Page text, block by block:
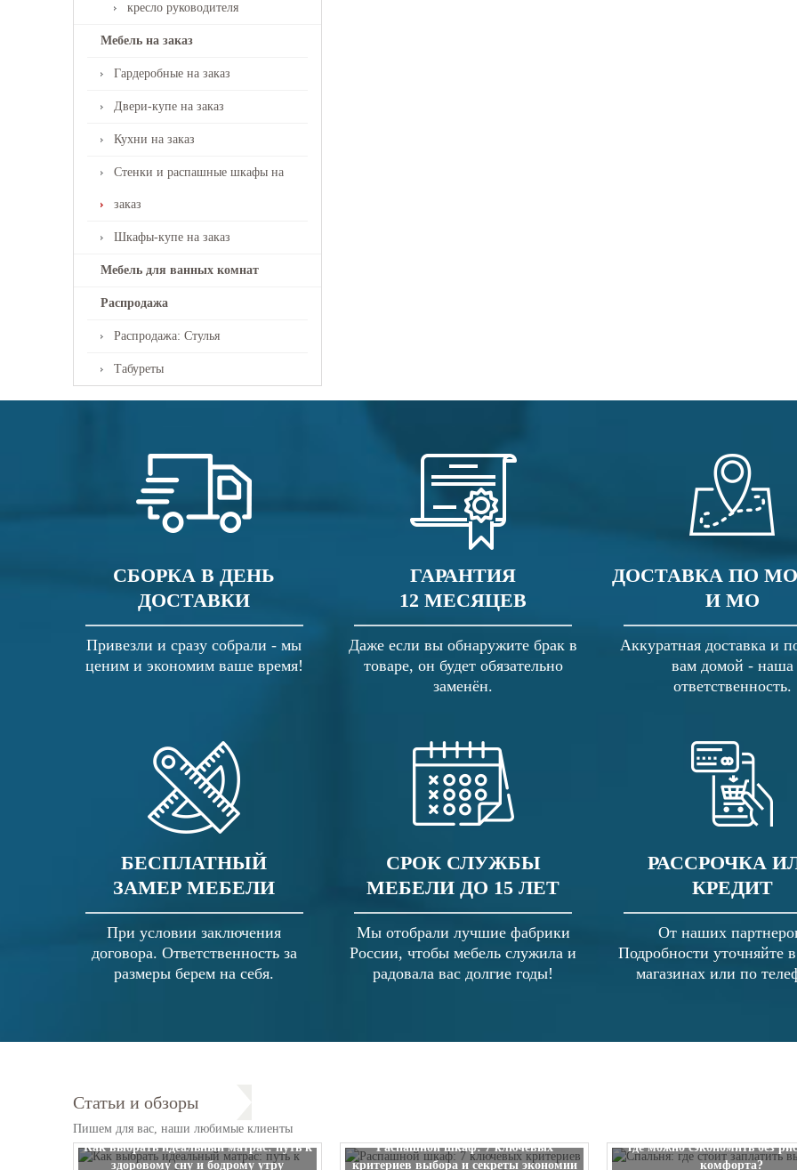
кресло руководителя
Мебель на заказ
Гардеробные на заказ
Двери-купе на заказ
Кухни на заказ
Стенки и распашные шкафы на
заказ
Шкафы-купе на заказ
Мебель для ванных комнат
Распродажа
Распродажа: Стулья
Табуреты
СБОРКА В ДЕНЬ
ДОСТАВКИ
Привезли и сразу собрали - мы
ценим и экономим ваше время!
ГАРАНТИЯ
12 МЕСЯЦЕВ
Даже если вы обнаружите брак в
товаре, он будет обязательно
заменён.
ДОСТАВКА ПО
И МО
Аккуратная доставка и
вам домой - наша
ответственность.
БЕСПЛАТНЫЙ
ЗАМЕР МЕБЕЛИ
При условии заключения
договора. Ответственность за
размеры берем на себя.
СРОК СЛУЖБЫ
МЕБЕЛИ ДО 15 ЛЕТ
Мы отобрали лучшие фабрики
России, чтобы мебель служила и
радовала вас долгие годы!
РАССРОЧКА
КРЕДИТ
От наших
Подробности уточняйте
магазинах или по
Статьи и обзоры
Пишем для вас, наши любимые клиенты
Как выбрать идеальный матрас: путь к
здоровому сну и бодрому утру
Распашной шкаф: 7 ключевых
критериев выбора и секреты экономии
где можно сэкономить без
комфорта?